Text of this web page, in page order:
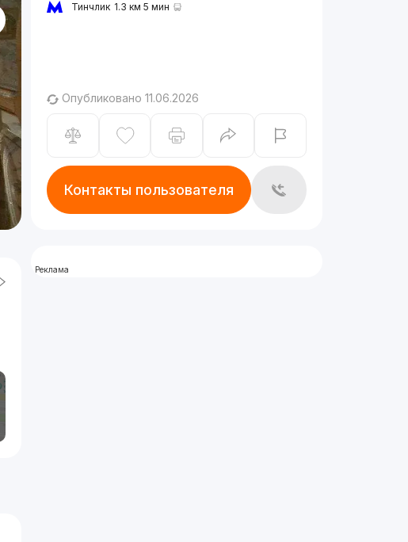
Тинчлик 1.3 км 5 мин
Опубликовано 11.06.2026
Контакты пользователя
Реклама